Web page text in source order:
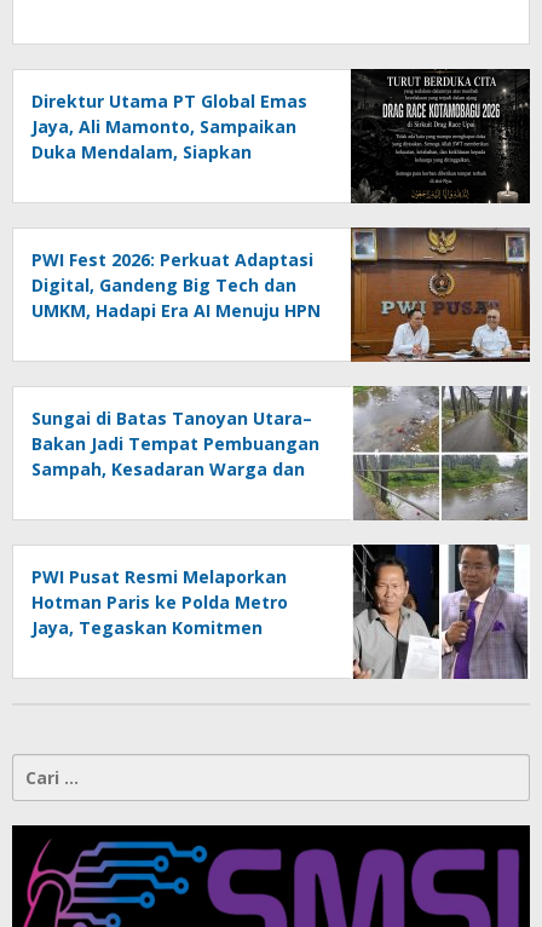
Direktur Utama PT Global Emas
Jaya, Ali Mamonto, Sampaikan
Duka Mendalam, Siapkan
Race Kotamobagu
PWI Fest 2026: Perkuat Adaptasi
Digital, Gandeng Big Tech dan
UMKM, Hadapi Era AI Menuju HPN
Sungai di Batas Tanoyan Utara–
Bakan Jadi Tempat Pembuangan
Sampah, Kesadaran Warga dan
Dipertanyakan
PWI Pusat Resmi Melaporkan
Hotman Paris ke Polda Metro
Jaya, Tegaskan Komitmen
Cari